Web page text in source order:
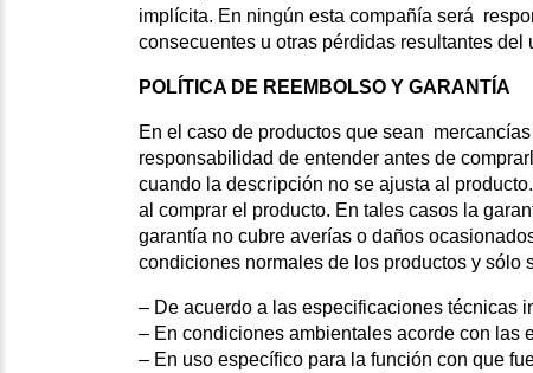
implícita. En ningún esta compañía será
consecuentes u otras pérdidas resultantes
POLÍTICA DE REEMBOLSO Y GARANTÍA
En el caso de productos que sean
responsabilidad de entender antes de
cuando la descripción no se ajusta al
al comprar el producto. En tales casos la
garantía no cubre averías o daños
condiciones normales de los productos y sólo
– De acuerdo a las especificaciones técnicas
– En condiciones ambientales acorde con las
– En uso específico para la función con que